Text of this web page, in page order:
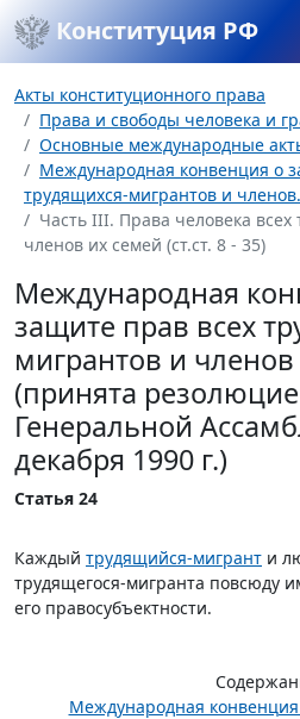
Конституция РФ
Акты конституционного права
Права и свободы человека и
Основные международные
Международная конвенция о
трудящихся-мигрантов и
Часть III. Права человека
членов их семей (ст.ст. 8 - 35)
Международная
защите прав всех
мигрантов и
(принята
Генеральной
декабря 1990 г.)
Статья 24
Каждый трудящийся-мигрант и
трудящегося-мигранта повсюду
его правосубъектности.
Международная